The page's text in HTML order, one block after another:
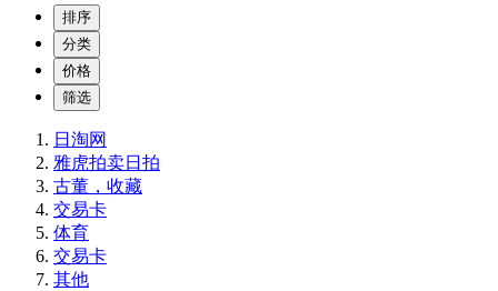
排序
分类
价格
筛选
日淘网
雅虎拍卖日拍
古董，收藏
交易卡
体育
交易卡
其他